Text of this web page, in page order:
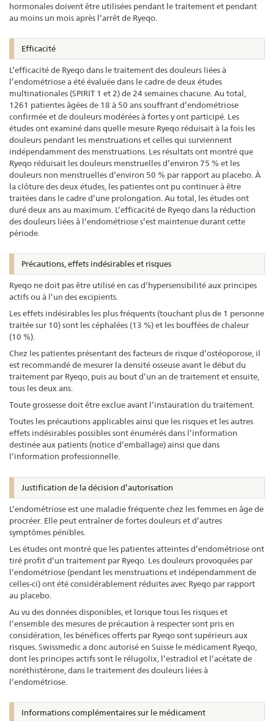
hormonales doivent être utilisées pendant le traitement et pendant
au moins un mois après l’arrêt de Ryeqo.
Efficacité
L’efficacité de Ryeqo dans le traitement des douleurs liées à
l’endométriose a été évaluée dans le cadre de deux études
multinationales (SPIRIT 1 et 2) de 24 semaines chacune. Au total,
1261 patientes âgées de 18 à 50 ans souffrant d’endométriose
confirmée et de douleurs modérées à fortes y ont participé. Les
études ont examiné dans quelle mesure Ryeqo réduisait à la fois les
douleurs pendant les menstruations et celles qui surviennent
indépendamment des menstruations. Les résultats ont montré que
Ryeqo réduisait les douleurs menstruelles d’environ 75 % et les
douleurs non menstruelles d’environ 50 % par rapport au placebo. À
la clôture des deux études, les patientes ont pu continuer à être
traitées dans le cadre d’une prolongation. Au total, les études ont
duré deux ans au maximum. L’efficacité de Ryeqo dans la réduction
des douleurs liées à l’endométriose s’est maintenue durant cette
période
Précautions, effets indésirables et risques
Ryeqo ne doit pas être utilisé en cas d’hypersensibilité aux principes
actifs ou à l’un des excipients.
Les effets indésirables les plus fréquents (touchant plus de 1 personne
traitée sur 10) sont les céphalées (13 %) et les bouffées de chaleur
(10 %).
Chez les patientes présentant des facteurs de risque d’ostéoporose, il
est recommandé de mesurer la densité osseuse avant le début du
traitement par Ryeqo, puis au bout d’un an de traitement et ensuite,
tous les deux ans.
Toute grossesse doit être exclue avant l’instauration du traitement.
Toutes les précautions applicables ainsi que les risques et les autres
effets indésirables possibles sont énumérés dans l’information
destinée aux patients (notice d’emballage) ainsi que dans
l’information professionnelle.
Justification de la décision d’autorisation
L’endométriose est une maladie fréquente chez les femmes en âge de
procréer. Elle peut entraîner de fortes douleurs et d’autres
symptômes pénibles.
Les études ont montré que les patientes atteintes d’endométriose ont
tiré profit d’un traitement par Ryeqo. Les douleurs provoquées par
l’endométriose (pendant les menstruations et indépendamment de
celles-ci) ont été considérablement réduites avec Ryeqo par rapport
au placebo.
Au vu des données disponibles, et lorsque tous les risques et
l’ensemble des mesures de précaution à respecter sont pris en
considération, les bénéfices offerts par Ryeqo sont supérieurs aux
risques. Swissmedic a donc autorisé en Suisse le médicament Ryeqo,
dont les principes actifs sont le rélugolix, l’estradiol et l’acétate de
noréthistérone, dans le traitement des douleurs liées à
l’endométriose.
Informations complémentaires sur le médicament